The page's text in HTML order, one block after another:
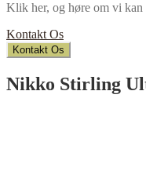
Klik her, og høre om vi kan
Kontakt Os
Kontakt Os
Nikko Stirling